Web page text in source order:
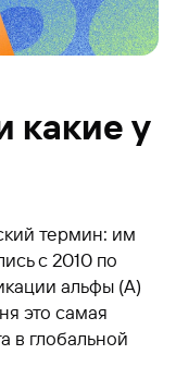
какие у
термин: им
с 2010 по
альфы (A)
это самая
в глобальной